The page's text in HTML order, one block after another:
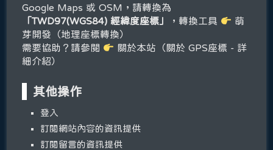
Google Maps 或 OSM，請轉換為
「TWD97(WGS84) 經緯度座標」
，轉換工具
萌
芽開發（地理座標轉換）
需要協助？請參閱
關於本站（關於 GPS座標 - 詳
細介紹）
其他操作
登入
訂閱網站內容的資訊提供
訂閱留言的資訊提供